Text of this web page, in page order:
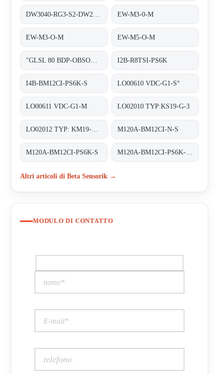
EW-M3-0-M
EW-M3-O-M EW-M5-O-M
I2B-R8TSI-PS6K
I4B-BM12CI-PS6K-S LO00610 VDC-G1-S°
LO00611 VDC-G1-M LO02010 TYP:KS19-G-3
M120A-BM12CI-N-S
M120A-BM12CI-PS6K-S
Altri articoli di Beta Sensorik →
MODULO DI CONTATTO